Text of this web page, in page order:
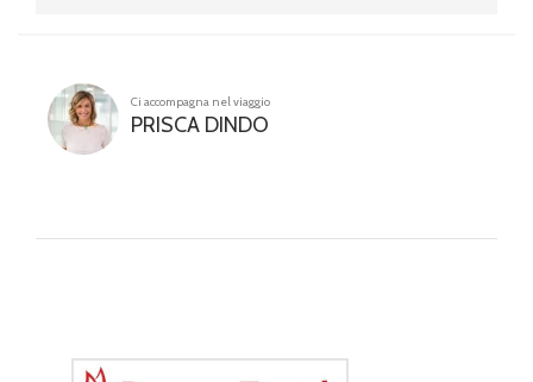
Ci accompagna nel viaggio
PRISCA DINDO